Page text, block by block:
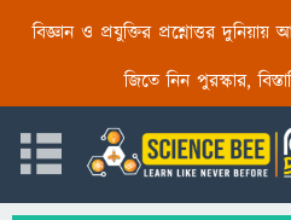
বিজ্ঞান ও প্রযুক্তির প্রশ্নোত্তর
জিতে নিন পুরস্কার,